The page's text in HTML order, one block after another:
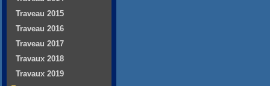
Traveau 2015
Traveau 2016
Traveau 2017
Travaux 2018
Travaux 2019